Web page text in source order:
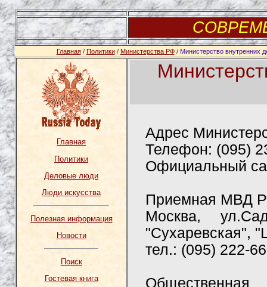
Главная/ Политики/ Министерства РФ/ Министерство внутренних
Главная
Политики
Деловые люди
Люди искусства
Полезная информация
Новости
Поиск
Гостевая книга
Адрес
Телефон: (095)
Официальный
Приемная МВД
Москва,
"Сухаревская",
тел.: (095) 222-